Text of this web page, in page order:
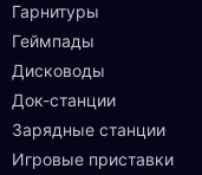
Гарнитуры
Геймпады
Дисководы
Док-станции
Зарядные станции
Игровые приставки